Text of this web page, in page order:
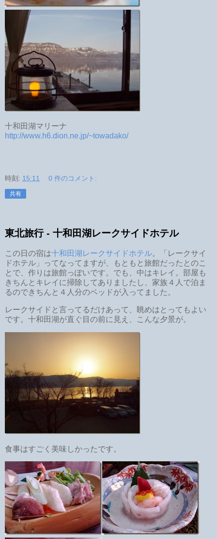
十和田湖マリーナ
http://www.h6.dion.ne.jp/~towadako/
時刻: 15:11 0 件のコメント:
共有
東北旅行 - 十和田湖レークサイドホテル
この日の宿は十和田湖レークサイドホテル。「レークサイ
ドホテル」ってなってますが、もともと旅館だったとのこ
とで、作りは旅館っぽいです。でも、中はキレイ。部屋も
きちんとキレイに掃除してありましたし、家族４人で泊ま
るのできちんと４人分のベッドが入ってました。
レークサイドと言ってるだけあって、眺めはとってもよい
です。十和田湖が直ぐ目の前に見え、こんな夕景が。
食事はすごく美味しかったです。